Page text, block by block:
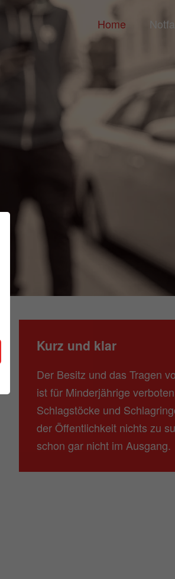
Home Notfall
Kurz und klar
Der Besitz und das Tragen
ist für Minderjährige
Schlagstöcke und
der Öffentlichkeit nichts zu
schon gar nicht im Ausgang.